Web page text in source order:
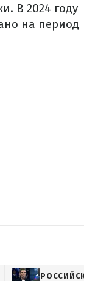
В 2024 году
на период